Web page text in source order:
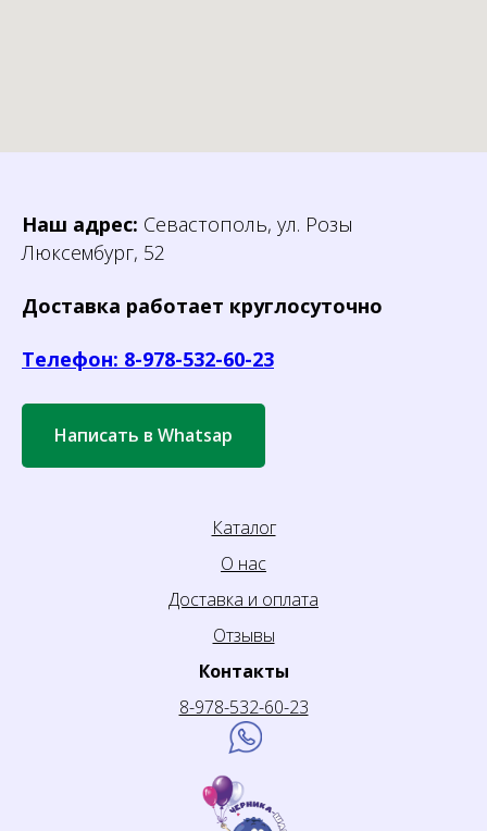
Наш адрес: Севастополь, ул. Розы
Люксембург, 52
Доставка работает круглосуточно
Телефон: 8-978-532-60-23
Написать в Whatsap
Контакты
8-978-532-60-23
Каталог
О нас
Доставка и оплата
Отзывы